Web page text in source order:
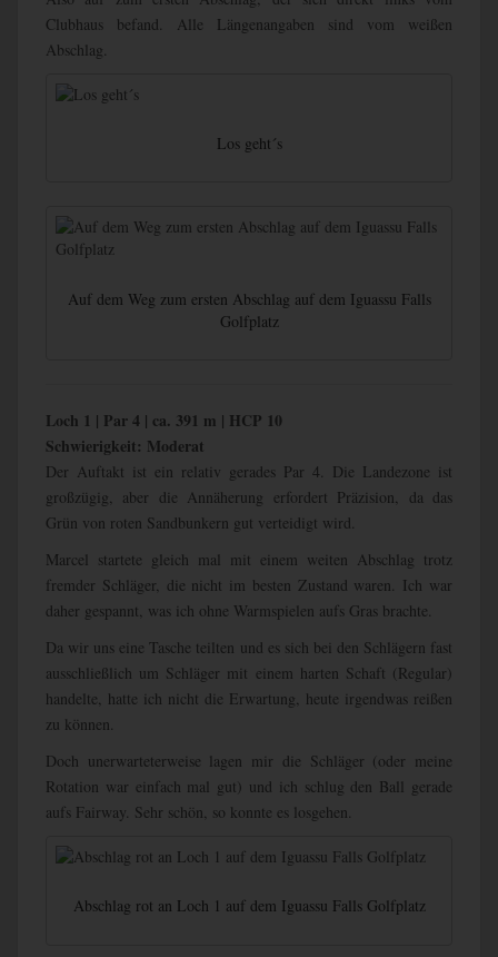
Clubhaus befand. Alle Längenangaben sind vom weißen
Abschlag.
Los geht´s
Auf dem Weg zum ersten Abschlag auf dem Iguassu Falls
Golfplatz
Loch 1 | Par 4 | ca. 391 m | HCP 10
Schwierigkeit: Moderat
Der Auftakt ist ein relativ gerades Par 4. Die Landezone ist
großzügig, aber die Annäherung erfordert Präzision, da das
Grün von roten Sandbunkern gut verteidigt wird.
Marcel startete gleich mal mit einem weiten Abschlag trotz
fremder Schläger, die nicht im besten Zustand waren. Ich war
daher gespannt, was ich ohne Warmspielen aufs Gras brachte.
Da wir uns eine Tasche teilten und es sich bei den Schlägern fast
ausschließlich um Schläger mit einem harten Schaft (Regular)
handelte, hatte ich nicht die Erwartung, heute irgendwas reißen
zu können.
Doch unerwarteterweise lagen mir die Schläger (oder meine
Rotation war einfach mal gut) und ich schlug den Ball gerade
aufs Fairway. Sehr schön, so konnte es losgehen.
Abschlag rot an Loch 1 auf dem Iguassu Falls Golfplatz